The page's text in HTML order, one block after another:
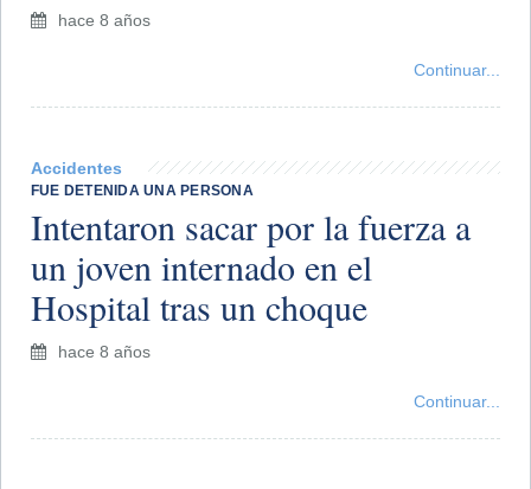
hace 8 años
Continuar...
Accidentes
FUE DETENIDA UNA PERSONA
Intentaron sacar por la fuerza a
un joven internado en el
Hospital tras un choque
hace 8 años
Continuar...